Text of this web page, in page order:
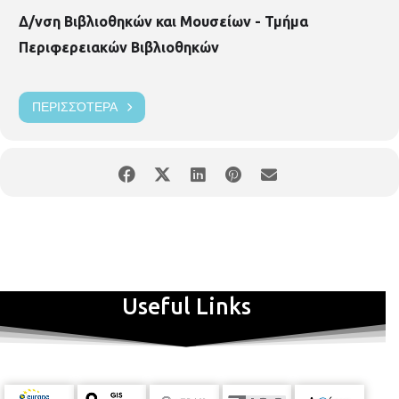
Δ/νση Βιβλιοθηκών και Μουσείων - Τμήμα
Περιφερειακών Βιβλιοθηκών
ΠΕΡΙΣΣΌΤΕΡΑ
Useful Links